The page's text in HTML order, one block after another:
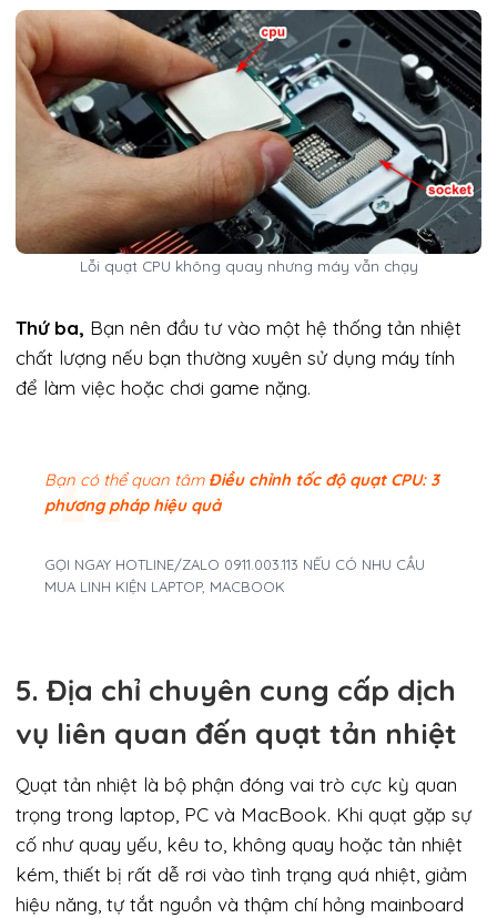
Lỗi quạt CPU không quay nhưng máy vẫn chạy
Thứ ba, Bạn nên đầu tư vào một hệ thống tản nhiệt
chất lượng nếu bạn thường xuyên sử dụng máy tính
để làm việc hoặc chơi game nặng.
Bạn có thể quan tâm Điều chỉnh tốc độ quạt CPU: 3
phương pháp hiệu quả
GỌI NGAY HOTLINE/ZALO 0911.003.113 NẾU CÓ NHU CẦU
MUA LINH KIỆN LAPTOP, MACBOOK
5. Địa chỉ chuyên cung cấp dịch
vụ liên quan đến quạt tản nhiệt
Quạt tản nhiệt là bộ phận đóng vai trò cực kỳ quan
trọng trong laptop, PC và MacBook. Khi quạt gặp sự
cố như quay yếu, kêu to, không quay hoặc tản nhiệt
kém, thiết bị rất dễ rơi vào tình trạng quá nhiệt, giảm
hiệu năng, tự tắt nguồn và thậm chí hỏng mainboard